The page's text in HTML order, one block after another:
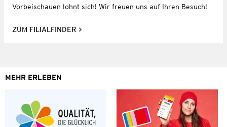
Vorbeischauen lohnt sich! Wir freuen uns auf Ihren Besuch!
ZUM FILIALFINDER
MEHR ERLEBEN